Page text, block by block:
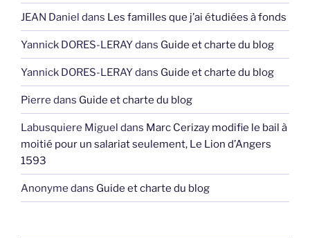
JEAN Daniel dans Les familles que j’ai étudiées à fonds
Yannick DORES-LERAYdans Guide et charte du blog
Yannick DORES-LERAYdans Guide et charte du blog
Pierre dans Guide et charte du blog
Labusquiere Miguel dans Marc Cerizay modifie le bail à
moitié pour un salariat seulement, Le Lion d’Angers
1593
Anonyme dans Guide et charte du blog